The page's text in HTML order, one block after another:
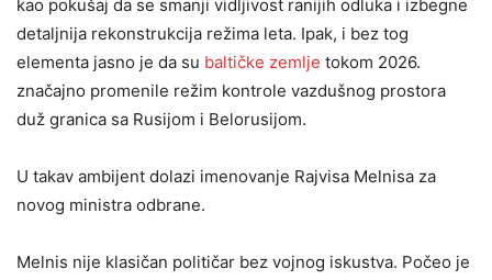
kao pokušaj da se smanji vidljivost ranijih odluka i izbegne
detaljnija rekonstrukcija režima leta. Ipak, i bez tog
elementa jasno je da su baltičke zemlje tokom 2026.
značajno promenile režim kontrole vazdušnog prostora
duž granica sa Rusijom i Belorusijom.
U takav ambijent dolazi imenovanje Rajvisa Melnisa za
novog ministra odbrane.
Melnis nije klasičan političar bez vojnog iskustva. Počeo je